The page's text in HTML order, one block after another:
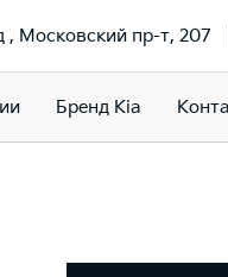
, Московский пр-т, 207
Бренд Kia